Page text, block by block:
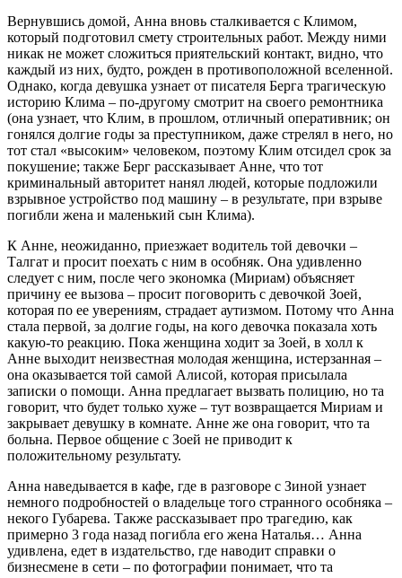
Вернувшись домой, Анна вновь сталкивается с Климом,
который подготовил смету строительных работ. Между ними
никак не может сложиться приятельский контакт, видно, что
каждый из них, будто, рожден в противоположной вселенной.
Однако, когда девушка узнает от писателя Берга трагическую
историю Клима – по-другому смотрит на своего ремонтника
(она узнает, что Клим, в прошлом, отличный оперативник; он
гонялся долгие годы за преступником, даже стрелял в него, но
тот стал «высоким» человеком, поэтому Клим отсидел срок за
покушение; также Берг рассказывает Анне, что тот
криминальный авторитет нанял людей, которые подложили
взрывное устройство под машину – в результате, при взрыве
погибли жена и маленький сын Клима).
К Анне, неожиданно, приезжает водитель той девочки –
Талгат и просит поехать с ним в особняк. Она удивленно
следует с ним, после чего экономка (Мириам) объясняет
причину ее вызова – просит поговорить с девочкой Зоей,
которая по ее уверениям, страдает аутизмом. Потому что Анна
стала первой, за долгие годы, на кого девочка показала хоть
какую-то реакцию. Пока женщина ходит за Зоей, в холл к
Анне выходит неизвестная молодая женщина, истерзанная –
она оказывается той самой Алисой, которая присылала
записки о помощи. Анна предлагает вызвать полицию, но та
говорит, что будет только хуже – тут возвращается Мириам и
закрывает девушку в комнате. Анне же она говорит, что та
больна. Первое общение с Зоей не приводит к
положительному результату.
Анна наведывается в кафе, где в разговоре с Зиной узнает
немного подробностей о владельце того странного особняка –
некого Губарева. Также рассказывает про трагедию, как
примерно 3 года назад погибла его жена Наталья… Анна
удивлена, едет в издательство, где наводит справки о
бизнесмене в сети – по фотографии понимает, что та